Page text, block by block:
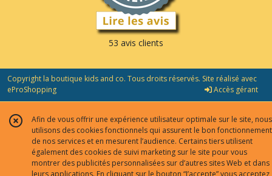
53 avis clients
Copyright la boutique kids and co. Tous droits réservés. Site réalisé avec
eProShopping
Accès gérant
Afin de vous offrir une expérience utilisateur optimale sur le site, nous
utilisons des cookies fonctionnels qui assurent le bon fonctionnement
de nos services et en mesurent l’audience. Certains tiers utilisent
également des cookies de suivi marketing sur le site pour vous
montrer des publicités personnalisées sur d’autres sites Web et dans
leurs applications. En cliquant sur le bouton “J’accepte” vous acceptez